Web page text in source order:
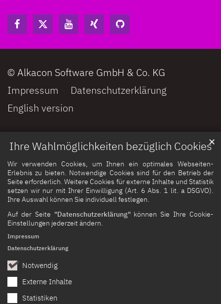
Ihre Wahlmöglichkeiten bezüglich Cookies
Wir verwenden Cookies, um Ihnen ein optimales Webseiten-
Erlebnis zu bieten. Notwendige Cookies sind für den Betrieb der
Seite erforderlich. Weitere Cookies für externe Inhalte und Statistik
setzen wir nur mit Ihrer Einwilligung (Art. 6 Abs. 1 lit. a DSGVO).
Ihre Auswahl können Sie individuell festlegen.
Auf der Seite "Datenschutzerklärung"können Sie Ihre Cookie-
Einstellungen jederzeit ändern.
Notwendig
Externe Inhalte
Statistiken
✕
Impressum
Datenschutzerklärung
© Alkacon Software GmbH & Co. KG
Impressum
Datenschutzerklärung
English version